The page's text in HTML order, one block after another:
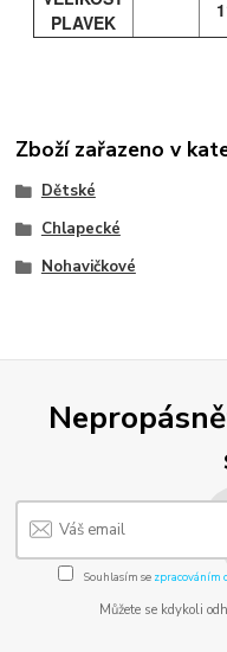
PLAVEK
Zboží zařazeno v
Dětské
Chlapecké
Nohavičkové
Souhlasím se zpracováním
Můžete se kdykoli